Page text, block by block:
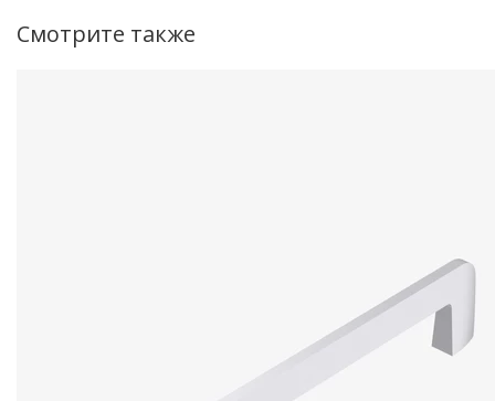
Смотрите также